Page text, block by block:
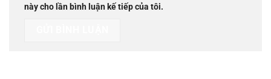
này cho lần bình luận kế tiếp của tôi.